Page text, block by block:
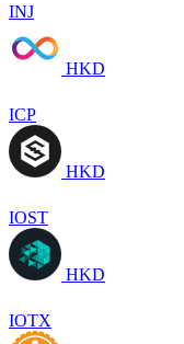
INJ
HKD
ICP
HKD
IOST
HKD
IOTX